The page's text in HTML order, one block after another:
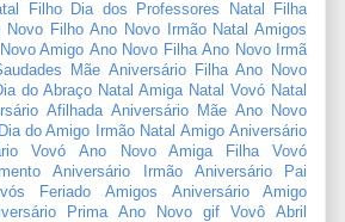
Filho Dia dos Professores
Natal Filha
Novo Filho Ano Novo Irmão Natal Amigos
Amigo Ano Novo Filha Ano Novo Irmã
Mãe Aniversário Filha Ano Novo
do Abraço Natal Amiga Natal Vovó Natal
Afilhada Aniversário Mãe Ano Novo
Dia do Amigo Irmão Natal Amigo Aniversário
Vovó Ano Novo Amiga Filha
Vovó
Aniversário Irmão
Aniversário Pai
Feriado Amigos
Aniversário Amigo
Prima Ano Novo gif Vovô Abril